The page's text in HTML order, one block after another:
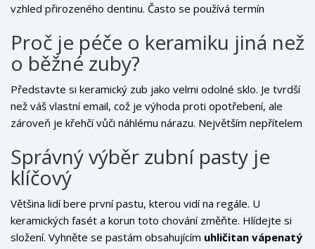
vzhled přirozeného dentinu. Často se používá termín
zubů.Usmíváte se do zrcadla a cítíte se skvěle? To je jen
začátek. Aby tento investice vydržila roky, neplatí pravidlo
„naučil jsem se to ve škole a hotovo“. Keramika sice
nepodléhá kazu jako přírodní zuby, ale má své slabiny.
Špatná péče znamená škrábance, zbarvení okrajů nebo
dokonce odlomení spoje. V tomto článku vám ukážu přesně,
chcete mít.
Proč je péče o keramiku jiná než
o běžné zuby?
Představte si keramický zub jako velmi odolné sklo. Je tvrdší
než váš vlastní email, což je výhoda proti opotřebení, ale
zároveň je křehčí vůči náhlému nárazu. Největším nepřítelem
není bakterie způsobující kaz (keramika kazat nemůže), ale
abrazivita a barviva. Pokud budete používat drsné pasty
nebo kartáček, který škrábe, časem ztratíte lesk a povrch
bude drsný. Drsný povrch pak snadněji zachytává plak a
pigmenty z kávy nebo vína. Cílem je udržet povrch hladký a
spoj mezi keramikou a vaším vlastním zubem čistou bariéru
proti bakteriím.
Správný výběr zubní pasty je
klíčový
Většina lidí bere první pastu, kterou vidí na regále. U
keramických fasét a korun toto chování změňte. Hlídejte si
složení. Vyhněte se pastám obsahujícím uhličitan vápenatý